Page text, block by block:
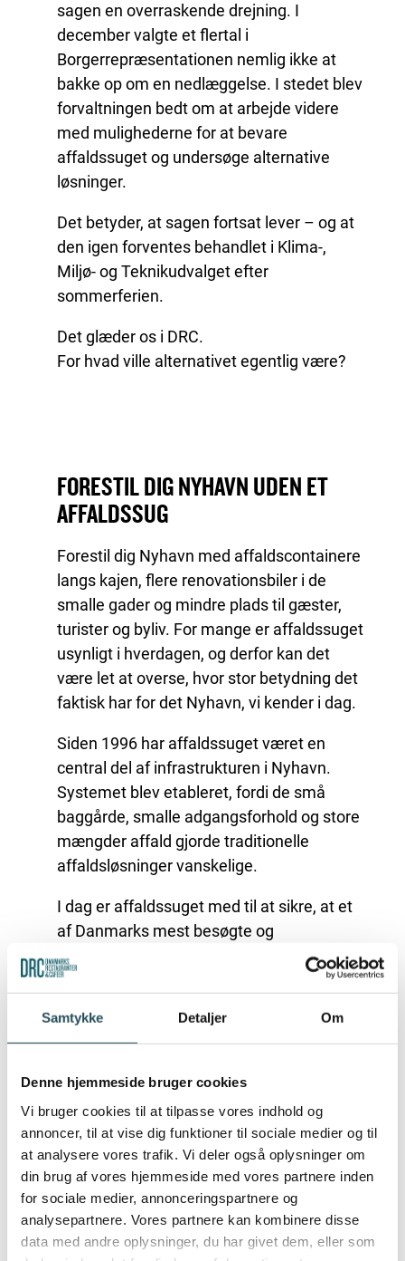
Samtykke Detaljer Om
Denne hjemmeside bruger cookies
Vi bruger cookies til at tilpasse vores indhold og
annoncer, til at vise dig funktioner til sociale medier og til
at analysere vores trafik. Vi deler også oplysninger om
din brug af vores hjemmeside med vores partnere inden
for sociale medier, annonceringspartnere og
analysepartnere. Vores partnere kan kombinere disse
data med andre oplysninger, du har givet dem, eller som
sagen en overraskende drejning. I
december valgte et flertal i
Borgerrepræsentationen nemlig ikke at
bakke op om en nedlæggelse. I stedet blev
forvaltningen bedt om at arbejde videre
med mulighederne for at bevare
affaldssuget og undersøge alternative
løsninger.
Det betyder, at sagen fortsat lever – og at
den igen forventes behandlet i Klima-,
Miljø- og Teknikudvalget efter
sommerferien.
Det glæder os i DRC.
For hvad ville alternativet egentlig være?
FORESTIL DIG NYHAVN UDEN ET
AFFALDSSUG
Forestil dig Nyhavn med affaldscontainere
langs kajen, flere renovationsbiler i de
smalle gader og mindre plads til gæster,
turister og byliv. For mange er affaldssuget
usynligt i hverdagen, og derfor kan det
være let at overse, hvor stor betydning det
faktisk har for det Nyhavn, vi kender i dag.
Siden 1996 har affaldssuget været en
central del af infrastrukturen i Nyhavn.
Systemet blev etableret, fordi de små
baggårde, smalle adgangsforhold og store
mængder affald gjorde traditionelle
affaldsløsninger vanskelige.
I dag er affaldssuget med til at sikre, at et
af Danmarks mest besøgte og
fotograferede områder fremstår rent,
indbydende og attraktivt for både turister,
MERE END EN AFFALDSSAG
For DRC handler sagen ikke kun om affald.
Den handler også om turisme,
arbejdspladser, byliv og rammerne for de
virksomheder, som hver dag er med til at
skabe liv i Nyhavn.